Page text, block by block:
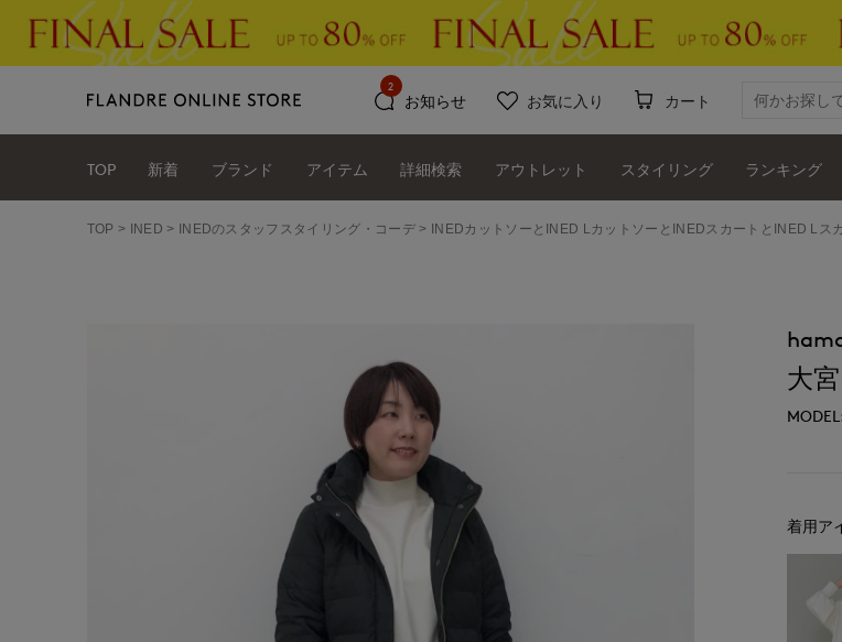
お知らせ
2
お気に入り カート
TOP 新着 ブランド アイテム 詳細検索 アウトレット スタイリング ランキング
TOP INED INEDのスタッフスタイリング・コーデ INEDカットソーとINED LカットソーとINEDスカートとINED Lス
大
着用ア